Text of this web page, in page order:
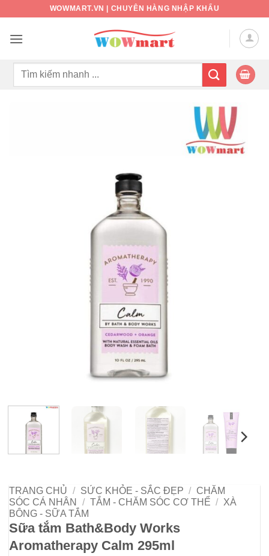
nội
WOWMART.VN | CHUYÊN HÀNG NHẬP KHẨU
Tìm
TRANG CHỦ / SỨC KHỎE - SẮC ĐẸP / CHĂM
SÓC CÁ NHÂN
/ TẮM - CHĂM SÓC CƠ THỂ / XÀ
BÔNG - SỮA TẮM
Sữa tắm Bath&Body Works
Aromatherapy Calm 295ml